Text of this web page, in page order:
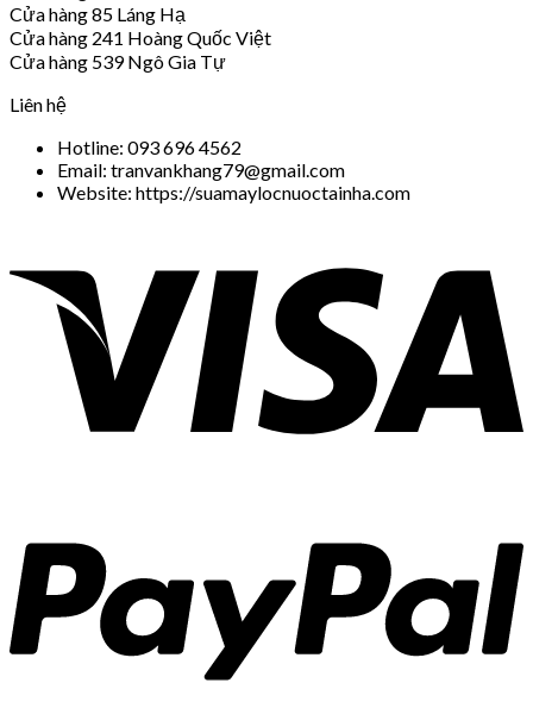
Cửa hàng 85 Láng Hạ
Cửa hàng 241 Hoàng Quốc Việt
Cửa hàng 539 Ngô Gia Tự
Liên hệ
Hotline: 093 696 4562
Email: tranvankhang79@gmail.com
Website: https://suamaylocnuoctainha.com